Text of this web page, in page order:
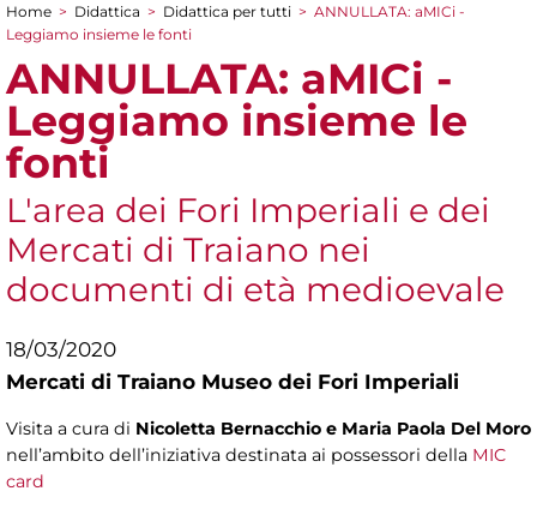
Tu sei qui
Home > Didattica > Didattica per tutti > ANNULLATA: aMICi -
Leggiamo insieme le fonti
ANNULLATA: aMICi -
Leggiamo insieme le
fonti
L'area dei Fori Imperiali e dei
Mercati di Traiano nei
documenti di età medioevale
18/03/2020
Mercati di Traiano Museo dei Fori Imperiali
Visita a cura di Nicoletta Bernacchio e Maria Paola Del Moro
nell’ambito dell’iniziativa destinata ai possessori della MIC
card